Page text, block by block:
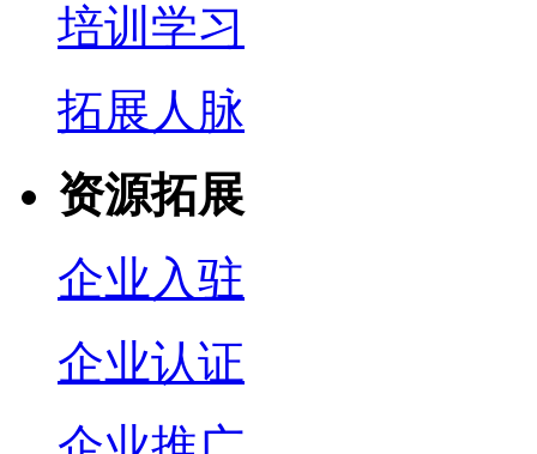
培训学习
拓展人脉
资源拓展
企业入驻
企业认证